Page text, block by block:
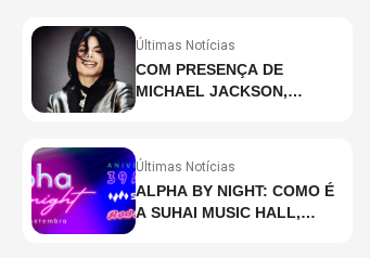
Últimas Notícias
COM PRESENÇA DE
MICHAEL JACKSON,
ATUALMENTE (DE 26 DE
Últimas Notícias
ALPHA BY NIGHT: COMO É
A SUHAI MUSIC HALL,